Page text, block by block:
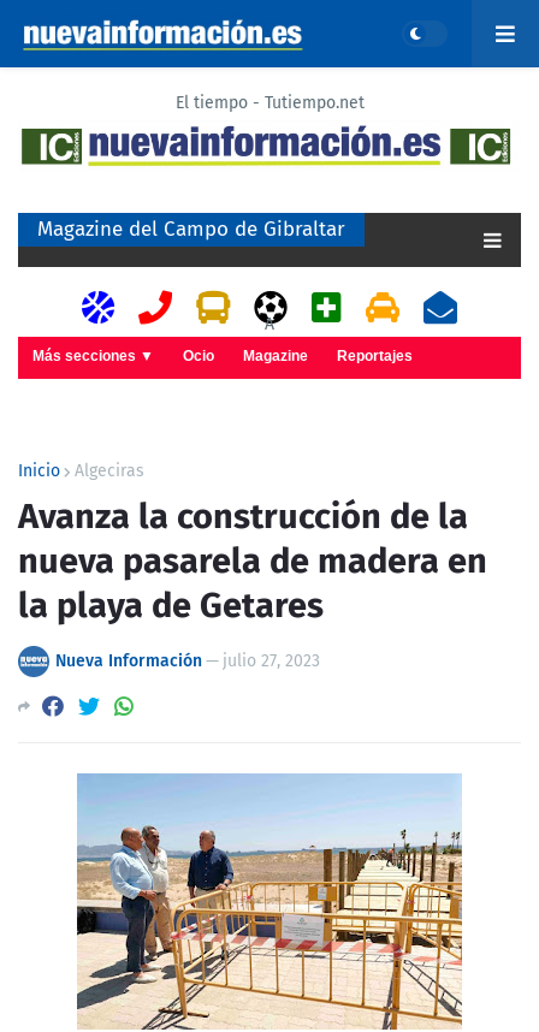
El tiempo - Tutiempo.net
Magazine del Campo de Gibraltar
A
Más secciones ▼ Ocio Magazine Reportajes
Inicio Algeciras
Avanza la construcción de la
nueva pasarela de madera en
la playa de Getares
Nueva Información— julio 27, 2023